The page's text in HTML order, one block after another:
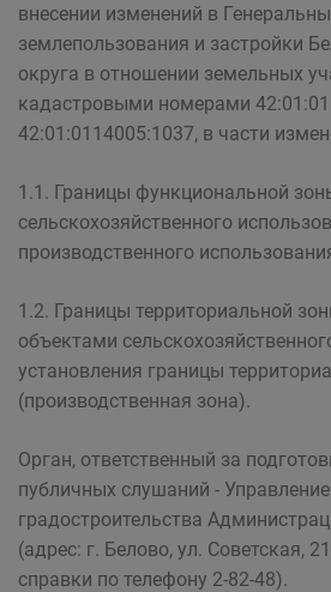
внесении изменений в
землепользования и застройки
округа в отношении земельных
кадастровыми номерами
42:01:0114005:1037, в части
1.1. Границы функциональной
сельскохозяйственного
производственного
1.2. Границы территориальной
объектами
установления границы
(производственная зона).
Орган, ответственный за
публичных слушаний -
градостроительства
(адрес: г. Белово, ул. Советская,
справки по телефону 2-82-48).